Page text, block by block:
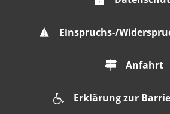
Einspruchs-/
Anfahrt
Erklärung zur